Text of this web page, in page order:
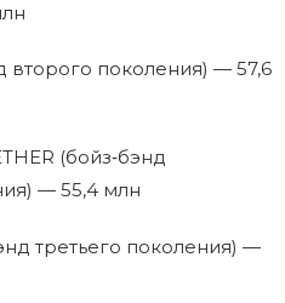
второго поколения) — 57,6
(бойз‑бэнд
— 55,4 млн
третьего поколения) —